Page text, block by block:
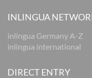
INLINGUA
inlingua Germany A-Z
inlingua international
DIRECT ENTRY